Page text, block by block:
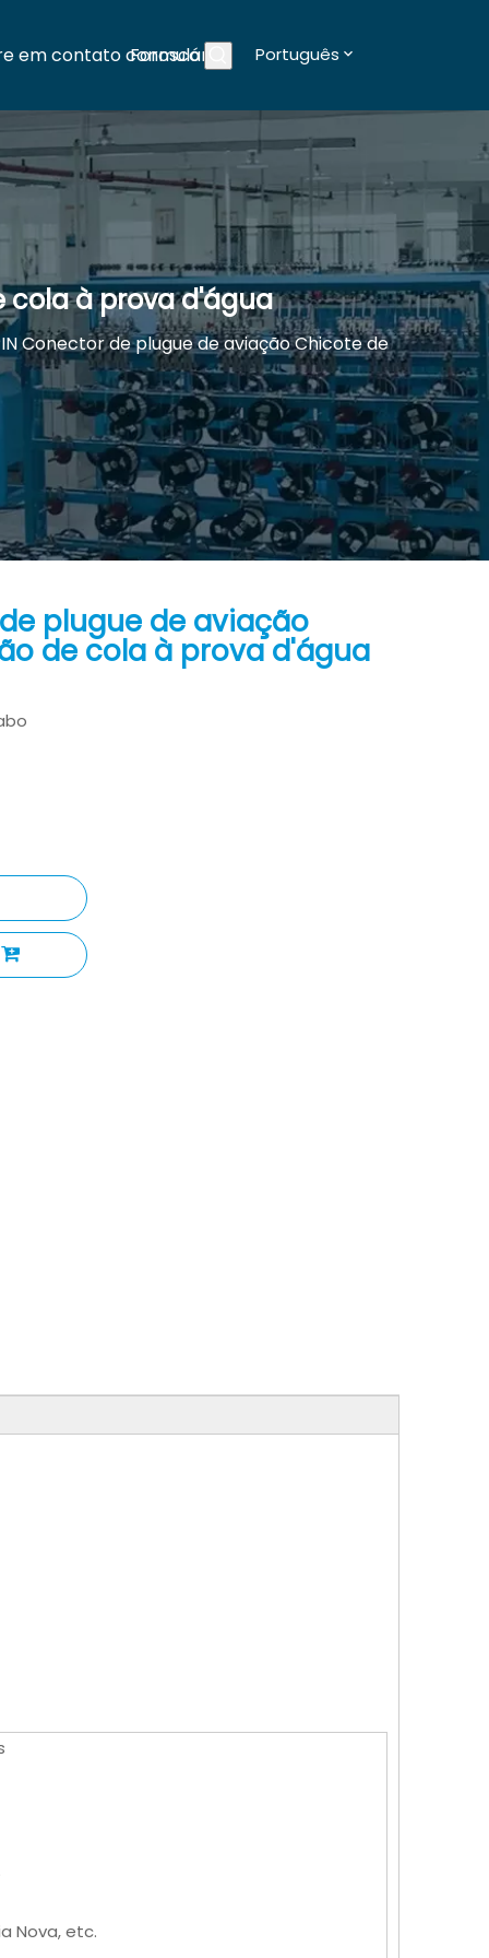
em contato conosco
Formulários Blogs
Português
cola à prova d'água
Conector de plugue de aviação Chicote de
plugue de aviação
de cola à prova d'água
Nova, etc.